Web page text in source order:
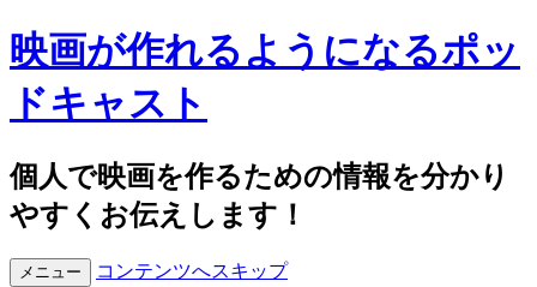
映画が作れるようになるポッ
ドキャスト
個人で映画を作るための情報を分かり
やすくお伝えします！
メニュー コンテンツへスキップ